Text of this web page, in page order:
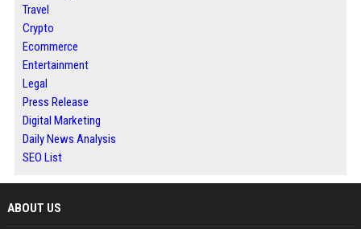
Travel
Crypto
Ecommerce
Entertainment
Legal
Press Release
Digital Marketing
Daily News Analysis
SEO List
ABOUT US